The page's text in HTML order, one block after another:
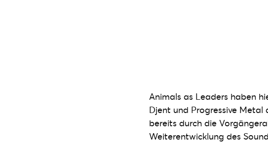
Animals as Leaders haben
Djent und Progressive Metal
bereits durch die
Weiterentwicklung des